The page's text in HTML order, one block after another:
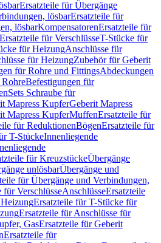
Ersatzteile für Übergänge
lösbarErsatzteile für
lösbarKompensatorenErsatzteile für
Ersatzteile für VerschlüsseT-Stücke für
für HeizungAnschlüsse für
für HeizungZubehör für Geberit
für Rohre und FittingsAbdeckungen
Befestigungen für
Sets Schraube für
Mapress KupferGeberit Mapress
Mapress KupferMuffenErsatzteile für
für ReduktionenBögenErsatzteile für
T-StückeInnenliegende
für KreuzstückeÜbergänge
unlösbarÜbergänge und
für Übergänge und Verbindungen,
für VerschlüsseAnschlüsseErsatzteile
Ersatzteile für T-Stücke für
Ersatzteile für Anschlüsse für
GasErsatzteile für Geberit
Ersatzteile für